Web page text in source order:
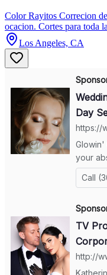
Color Rayitos Correcion
ocacion. Cortes para toda
Los Angeles, CA